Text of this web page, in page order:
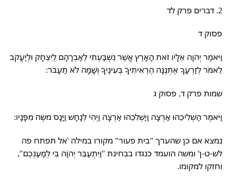
2. דברים פרק לד
פסוק ד
וַיֹּאמֶר יְהֹוָה אֵלָיו זֹאת הָאָרֶץ אֲשֶׁר נִשְׁבַּעְתִּי לְאַבְרָהָם לְיִצְחָק וּלְיַעֲקֹב
לֵאמֹר לְזַרְעֲךָ אֶתְּנֶנָּה הֶרְאִיתִיךָ בְעֵינֶיךָ וְשָׁמָּה לֹא תַעֲבֹר:
שמות פרק ד, פסוק ג
וַיֹּאמֶר הַשְׁלִיכֵהוּ אַרְצָה וַיַּשְׁלִכֵהוּ אַרְצָה וַיְהִי לְנָחָשׁ וַיָּנָס משֶׁה מִפָּנָיו:
נמצא אם כן שהערך "בית פעור" מקורו במילה 'אל תפתח פה
לש-ט-ן' ומשה הועמד כנגדו בבחינת "וַיִּתְעַבֵּר יְהוָֹה בִּי לְמַעַנְכֶם",
וחזקו למקומו.